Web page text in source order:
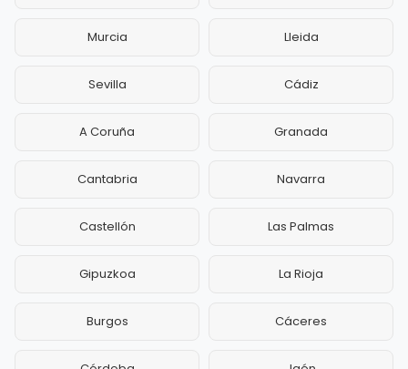
Murcia Lleida
Sevilla Cádiz
A Coruña Granada
Cantabria Navarra
Castellón Las Palmas
Gipuzkoa La Rioja
Burgos Cáceres